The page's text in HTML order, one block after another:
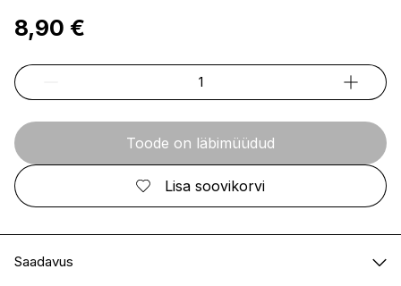
8,90 €
Toode on läbimüüdud
Lisa soovikorvi
Saadavus